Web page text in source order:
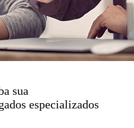
sua
especializados